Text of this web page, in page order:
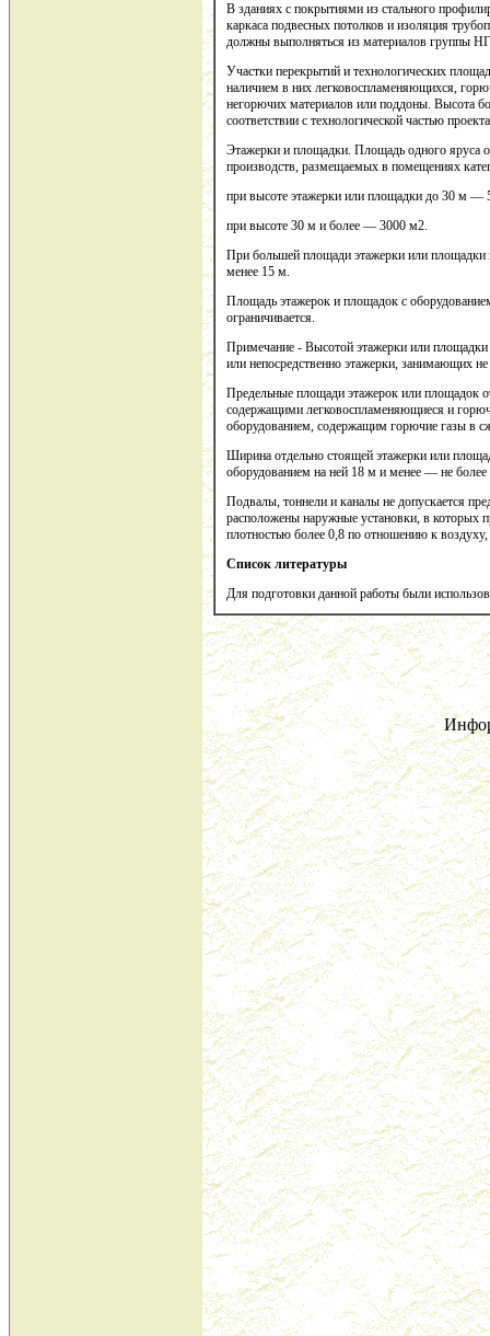
В зданиях с покрытиями из стального
каркаса подвесных потолков и изоляция
должны выполняться из материалов группы
Участки перекрытий и технологических
наличием в них легковоспламеняющихся,
негорючих материалов или поддоны. Высота
соответствии с технологической частью
Этажерки и площадки. Площадь одного яруса
производств, размещаемых в помещениях
при высоте этажерки или площадки до 30 м —
при высоте 30 м и более — 3000 м2.
При большей площади этажерки или площадки
менее 15 м.
Площадь этажерок и площадок с
ограничивается.
Примечание - Высотой этажерки или площадки
или непосредственно этажерки, занимающих
Предельные площади этажерок или площадок
содержащими легковоспламеняющиеся и
оборудованием, содержащим горючие газы в
Ширина отдельно стоящей этажерки или
оборудованием на ней 18 м и менее — не
Подвалы, тоннели и каналы не допускается
расположены наружные установки, в которых
плотностью более 0,8 по отношению к
Список литературы
Для подготовки данной работы были